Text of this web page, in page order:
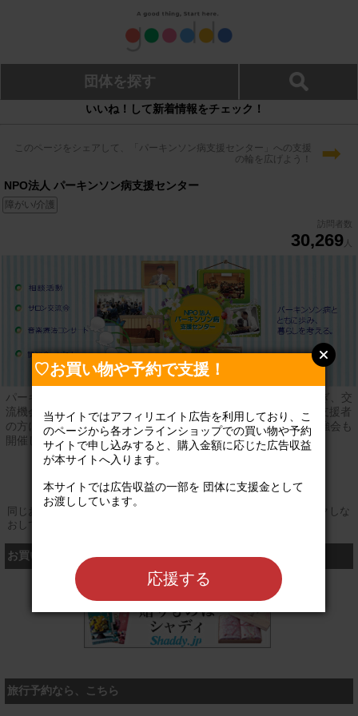
団体を探す
いいね！して新着情報をチェック！
このページをシェアして、「パーキンソン病支援センター」への支援
の輪を広げよう！
➡
NPO法人 パーキンソン病支援センター
障がい/介護
訪問者数
30,269 人
パーキンソン病の方とそのご家族が社会から孤立することを防ぎ、交
流機会を作り出すことでＱＯＬの改善を目指しています。地域支援者
の方にパーキンソン病の症状や生活状況を把握していただく勉強会も
開催しています。
登録なし
同じお買い物やお申し込みを複数回行う場合は、そのたびにクリックしな
おしてください
お買い物するなら、こちら
シャディ
旅行予約なら、こちら
♡お買い物や予約で支援！
当サイトではアフィリエイト広告を利用しており、こ
のページから各オンラインショップでの買い物や予約
サイトで申し込みすると、購入金額に応じた広告収益
が本サイトへ入ります。
本サイトでは広告収益の一部を 団体に支援金として
お渡ししています。
応援する